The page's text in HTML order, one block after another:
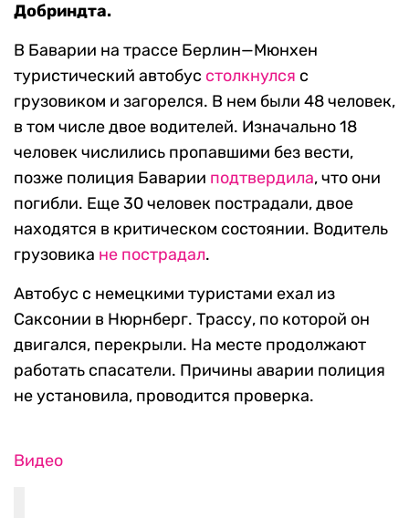
Добриндта.
В Баварии на трассе Берлин—Мюнхен
туристический автобус столкнулся с
грузовиком и загорелся. В нем были 48 человек,
в том числе двое водителей. Изначально 18
человек числились пропавшими без вести,
позже полиция Баварии подтвердила, что они
погибли. Еще 30 человек пострадали, двое
находятся в критическом состоянии. Водитель
грузовика не пострадал.
Автобус с немецкими туристами ехал из
Саксонии в Нюрнберг. Трассу, по которой он
двигался, перекрыли. На месте продолжают
работать спасатели. Причины аварии полиция
не установила, проводится проверка.
Видео